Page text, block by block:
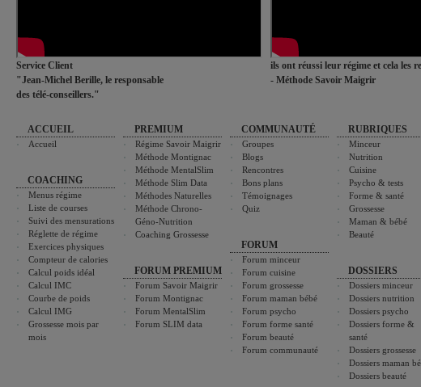
Service Client
"Jean-Michel Berille, le responsable
des télé-conseillers."
ils ont réussi leur régime et cela les
- Méthode Savoir Maigrir
ACCUEIL
Accueil
COACHING
Menus régime
Liste de courses
Suivi des mensurations
Réglette de régime
Exercices physiques
Compteur de calories
Calcul poids idéal
Calcul IMC
Courbe de poids
Calcul IMG
Grossesse mois par
mois
PREMIUM
Régime Savoir Maigrir
Méthode Montignac
Méthode MentalSlim
Méthode Slim Data
Méthodes Naturelles
Méthode Chrono-
Géno-Nutrition
Coaching Grossesse
FORUM PREMIUM
Forum Savoir Maigrir
Forum Montignac
Forum MentalSlim
Forum SLIM data
COMMUNAUTÉ
Groupes
Blogs
Rencontres
Bons plans
Témoignages
Quiz
FORUM
Forum minceur
Forum cuisine
Forum grossesse
Forum maman bébé
Forum psycho
Forum forme santé
Forum beauté
Forum communauté
RUBRIQUES
Minceur
Nutrition
Cuisine
Psycho & tests
Forme & santé
Grossesse
Maman & bébé
Beauté
DOSSIERS
Dossiers minceur
Dossiers nutrition
Dossiers psycho
Dossiers forme &
santé
Dossiers grossesse
Dossiers maman
Dossiers beauté